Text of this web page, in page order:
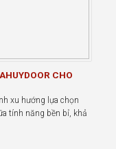
CHO
xu hướng lựa chọn
tính năng bền bỉ, khả